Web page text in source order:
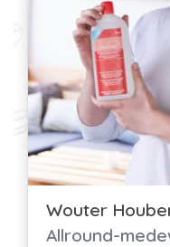
Wouter
Allround-